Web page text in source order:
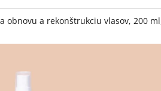
obnovu a rekonštrukciu vlasov, 200